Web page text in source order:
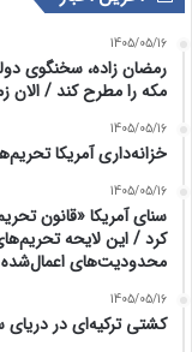
1405/05/16
رمضان زاده، سخنگوی
مکه را مطرح کند / الان
1405/05/16
خزانه‌داری آمریکا
1405/05/16
سنای آمریکا «قانون
کرد / این لایحه
محدودیت‌های اعمال‌شده
1405/05/16
کشتی ترکیه‌ای در